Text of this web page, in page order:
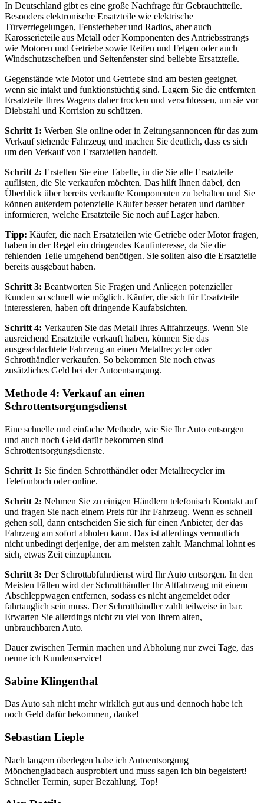
In Deutschland gibt es eine große Nachfrage für Gebrauchtteile.
Besonders elektronische Ersatzteile wie elektrische
Türverriegelungen, Fensterheber und Radios, aber auch
Karosserieteile aus Metall oder Komponenten des Antriebsstrangs
wie Motoren und Getriebe sowie Reifen und Felgen oder auch
Windschutzscheiben und Seitenfenster sind beliebte Ersatzteile.
Gegenstände wie Motor und Getriebe sind am besten geeignet,
wenn sie intakt und funktionstüchtig sind. Lagern Sie die entfernten
Ersatzteile Ihres Wagens daher trocken und verschlossen, um sie vor
Diebstahl und Korrision zu schützen.
Schritt 1: Werben Sie online oder in Zeitungsannoncen für das zum
Verkauf stehende Fahrzeug und machen Sie deutlich, dass es sich
um den Verkauf von Ersatzteilen handelt.
Schritt 2: Erstellen Sie eine Tabelle, in die Sie alle Ersatzteile
auflisten, die Sie verkaufen möchten. Das hilft Ihnen dabei, den
Überblick über bereits verkaufte Komponenten zu behalten und Sie
können außerdem potenzielle Käufer besser beraten und darüber
informieren, welche Ersatzteile Sie noch auf Lager haben.
Tipp: Käufer, die nach Ersatzteilen wie Getriebe oder Motor fragen,
haben in der Regel ein dringendes Kaufinteresse, da Sie die
fehlenden Teile umgehend benötigen. Sie sollten also die Ersatzteile
bereits ausgebaut haben.
Schritt 3: Beantworten Sie Fragen und Anliegen potenzieller
Kunden so schnell wie möglich. Käufer, die sich für Ersatzteile
interessieren, haben oft dringende Kaufabsichten.
Schritt 4: Verkaufen Sie das Metall Ihres Altfahrzeugs. Wenn Sie
ausreichend Ersatzteile verkauft haben, können Sie das
ausgeschlachtete Fahrzeug an einen Metallrecycler oder
Schrotthändler verkaufen. So bekommen Sie noch etwas
zusätzliches Geld bei der Autoentsorgung.
Methode 4: Verkauf an einen
Schrottentsorgungsdienst
Eine schnelle und einfache Methode, wie Sie Ihr Auto entsorgen
und auch noch Geld dafür bekommen sind
Schrottentsorgungsdienste.
Schritt 1: Sie finden Schrotthändler oder Metallrecycler im
Telefonbuch oder online.
Schritt 2: Nehmen Sie zu einigen Händlern telefonisch Kontakt auf
und fragen Sie nach einem Preis für Ihr Fahrzeug. Wenn es schnell
gehen soll, dann entscheiden Sie sich für einen Anbieter, der das
Fahrzeug am sofort abholen kann. Das ist allerdings vermutlich
nicht unbedingt derjenige, der am meisten zahlt. Manchmal lohnt es
sich, etwas Zeit einzuplanen.
Schritt 3: Der Schrottabfuhrdienst wird Ihr Auto entsorgen. In den
Meisten Fällen wird der Schrotthändler Ihr Altfahrzeug mit einem
Abschleppwagen entfernen, sodass es nicht angemeldet oder
fahrtauglich sein muss. Der Schrotthändler zahlt teilweise in bar.
Erwarten Sie allerdings nicht zu viel von Ihrem alten,
unbrauchbaren Auto.
Dauer zwischen Termin machen und Abholung nur zwei Tage, das
nenne ich Kundenservice!
Sabine Klingenthal
Das Auto sah nicht mehr wirklich gut aus und dennoch habe ich
noch Geld dafür bekommen, danke!
Sebastian Lieple
Nach langem überlegen habe ich Autoentsorgung
Mönchengladbach ausprobiert und muss sagen ich bin begeistert!
Schneller Termin, super Bezahlung. Top!